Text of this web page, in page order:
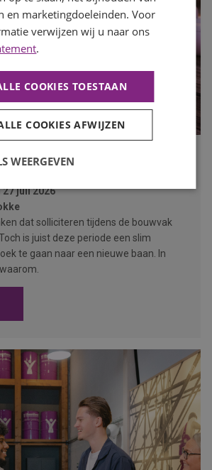
hét moment is om op zoek te gaan
27 juli 2026
dat solliciteren tijdens de bouwvak
is juist deze periode een slim
te gaan naar een nieuwe baan. In
en marketingdoeleinden. Voor
verwijzen wij u naar ons
.
COOKIES TOESTAAN
COOKIES AFWIJZEN
WEERGEVEN